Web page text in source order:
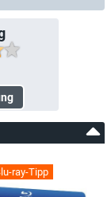
ray-Tipp